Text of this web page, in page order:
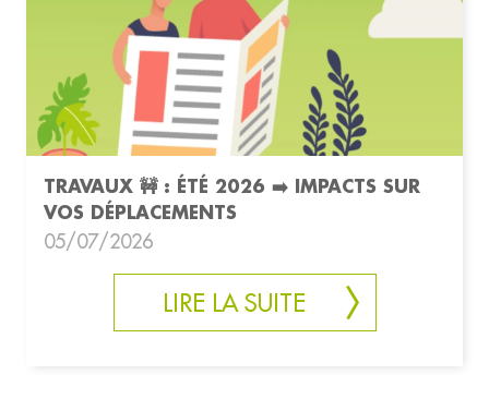
TRAVAUX 🚧 : ÉTÉ 2026 ➡️ IMPACTS SUR
VOS DÉPLACEMENTS
05/07/2026
LIRE LA SUITE